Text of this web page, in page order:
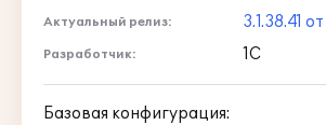
Актуальный релиз: 3.1.38.41
Разработчик: 1С
Базовая конфигурация: